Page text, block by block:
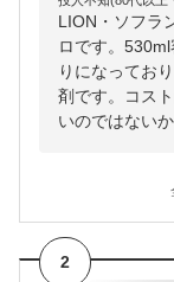
LION・ソフラ
ロです。
りになってお
剤です。コス
いのではない
2